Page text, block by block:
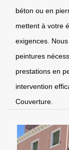
béton ou en
mettent à votre
exigences.
peintures
prestations en
intervention
Couverture.